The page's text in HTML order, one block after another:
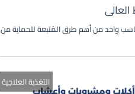
واحد من أهم طرق المُتبعة للحماية من
التغذية العلاجية